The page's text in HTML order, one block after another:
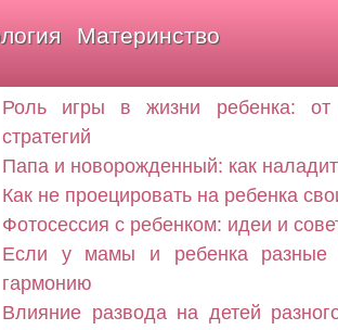
Материнство
Роль игры в жизни ребенка:
стратегий
Папа и новорожденный: как
Как не проецировать на ребенка
Фотосессия с ребенком: идеи и
Если у мамы и ребенка разные
гармонию
Влияние развода на детей